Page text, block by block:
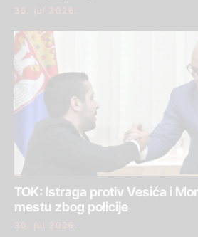
30. jul 2026.
TOK: Istraga protiv Vesića i
mestu zbog policije
30. jul 2026.